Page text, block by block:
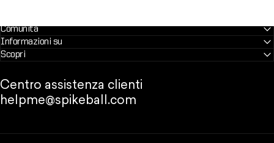
Comunità
Informazioni su
Scopri
Centro assistenza clienti
helpme@spikeball.com